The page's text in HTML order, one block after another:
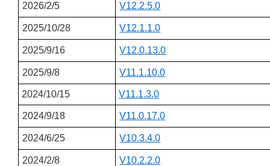
2026/2/5 V12.2.5.0
2025/10/28 V12.1.1.0
2025/9/16 V12.0.13.0
2025/9/8 V11.1.10.0
2024/10/15 V11.1.3.0
2024/9/18 V11.0.17.0
2024/6/25 V10.3.4.0
2024/2/8 V10.2.2.0